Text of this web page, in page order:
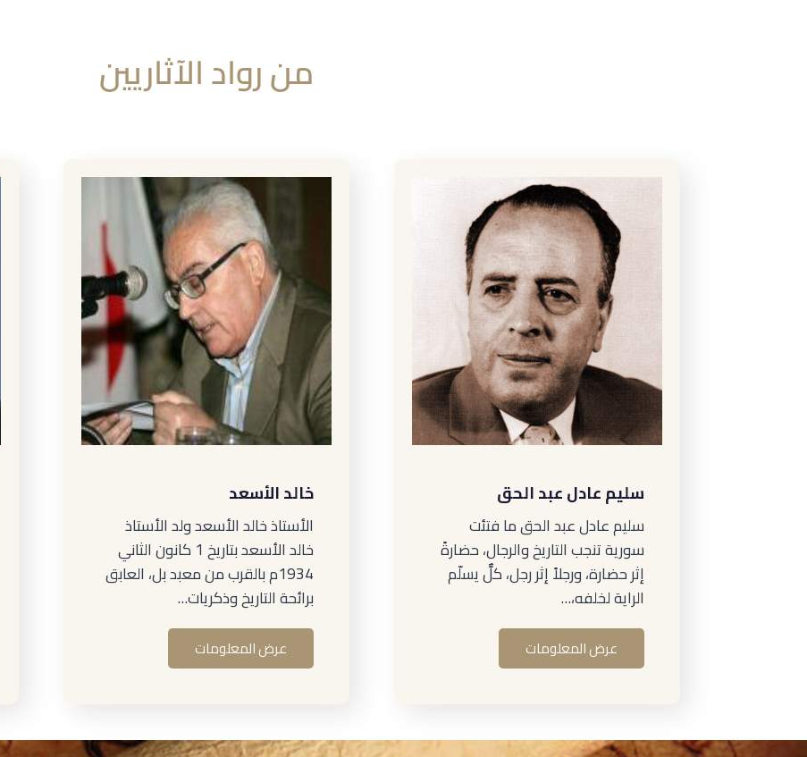
من رواد الآثاريين
سليم عادل عبد الحق
سليم عادل عبد الحق ما فتئت
سورية تنجب التاريخ والرجال، حضارةً
إثر حضارة، ورجلاً إثر رجل، كلٌّ يسلّم
الراية لخلفه،…
عرض المعلومات
خالد الأسعد
الأستاذ خالد الأسعد ولد الأستاذ
خالد الأسعد بتاريخ 1 كانون الثاني
1934م بالقرب من معبد بل، العابق
برائحة التاريخ وذكريات…
عرض المعلومات